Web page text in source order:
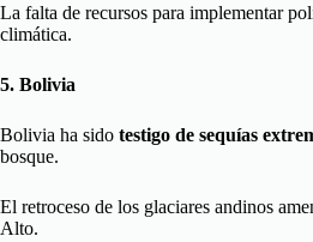
La falta de recursos para implementar
climática.
5. Bolivia
Bolivia ha sido testigo de sequías
bosque.
El retroceso de los glaciares andinos
Alto.